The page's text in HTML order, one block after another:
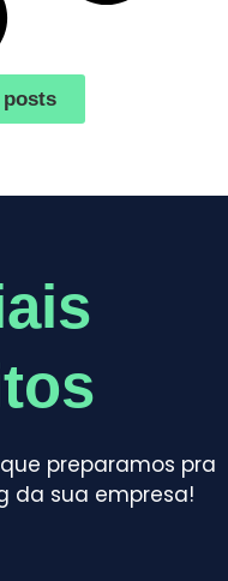
posts
preparamos pra
da sua empresa!